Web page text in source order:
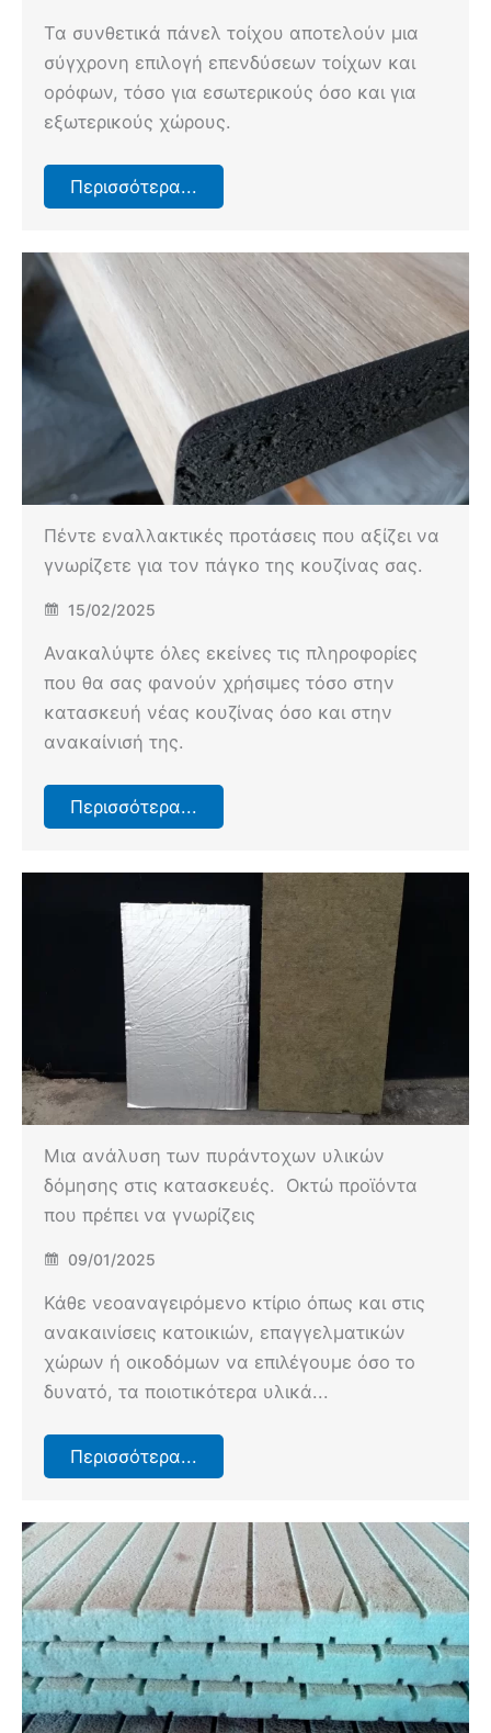
Τα συνθετικά πάνελ τοίχου αποτελούν μια
σύγχρονη επιλογή επενδύσεων τοίχων και
ορόφων, τόσο για εσωτερικούς όσο και για
εξωτερικούς χώρους.
Περισσότερα...
Πέντε εναλλακτικές προτάσεις που αξίζει να
γνωρίζετε για τον πάγκο της κουζίνας σας.
15/02/2025
Ανακαλύψτε όλες εκείνες τις πληροφορίες
που θα σας φανούν χρήσιμες τόσο στην
κατασκευή νέας κουζίνας όσο και στην
ανακαίνισή της.
Περισσότερα...
Μια ανάλυση των πυράντοχων υλικών
δόμησης στις κατασκευές. Οκτώ προϊόντα
που πρέπει να γνωρίζεις
09/01/2025
Κάθε νεοαναγειρόμενο κτίριο όπως και στις
ανακαινίσεις κατοικιών, επαγγελματικών
χώρων ή oικοδόμων να επιλέγουμε όσο το
δυνατό, τα ποιοτικότερα υλικά...
Περισσότερα...